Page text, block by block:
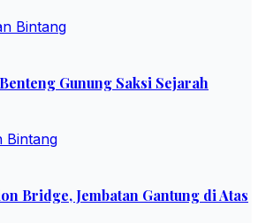
Bintang
Gunung Saksi Sejarah
Bintang
Bridge, Jembatan Gantung di Atas